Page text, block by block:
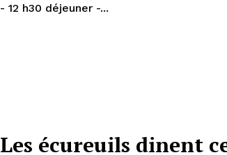
- 12 h30 déjeuner -...
Les écureuils dinent